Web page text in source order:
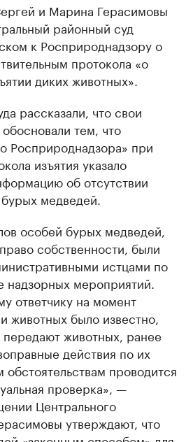
и Марина Герасимовы
районный суд
к Росприроднадзору о
протокола «о
диких животных».
рассказали, что свои
тем, что
Росприроднадзора» при
изъятия указало
об отсутствии
медведей.
особей бурых медведей,
собственности, были
истцами по
надзорных мероприятий.
ответчику на момент
животных было известно,
животных, ранее
действия по их
обстоятельствам проводится
проверка», —
Центрального
утверждают, что